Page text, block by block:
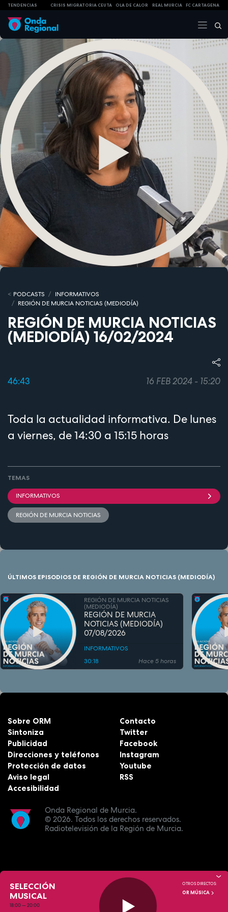
TENDENCIAS CRISIS MIGRATORIA CEUTA OLA DE CALOR REAL MURCIA FC CARTAGENA
PODCASTS
INFORMATIVOS
REGIÓN DE MURCIA NOTICIAS (MEDIODÍA)
REGIÓN DE MURCIA NOTICIAS
(MEDIODÍA) 16/02/2024
46:43 16 FEB 2024 - 15:20
Toda la actualidad informativa. De lunes
a viernes, de 14:30 a 15:15 horas
TEMAS
INFORMATIVOS
REGIÓN DE MURCIA NOTICIAS
ÚLTIMOS EPISODIOS DE REGIÓN DE MURCIA NOTICIAS (MEDIODÍA)
REGIÓN DE MURCIA NOTICIAS
(MEDIODÍA)
REGIÓN DE MURCIA
NOTICIAS (MEDIODÍA)
07/08/2026
INFORMATIVOS
30:18
Hace 5 horas
Onda Regional de Murcia.
© 2026. Todos los derechos reservados.
Radiotelevisión de la Región de Murcia.
Sobre ORM
Sintoniza
Publicidad
Direcciones y teléfonos
Protección de datos
Aviso legal
Accesibilidad
Contacto
Twitter
Facebook
Instagram
Youtube
RSS
SELECCIÓN
MUSICAL
18:00—20:00
OTROS DIRECTOS:
OR MÚSICA